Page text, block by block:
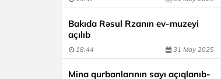
Bakıda Rəsul Rzanın ev-muzeyi
açılıb
18:44 31 May 2025
Mina qurbanlarının sayı açıqlanıb-